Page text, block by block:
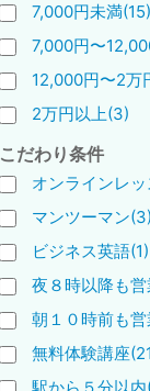
7,000円未満(15)
7,000円〜
12,000円〜2万
2万円以上(3)
こだわり条件
オンラインレッ
マンツーマン(3)
ビジネス英語(1)
夜８時以降も
朝１０時前も
無料体験講座